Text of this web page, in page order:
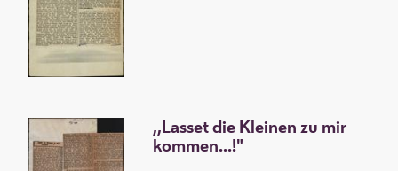
,,Lasset die Kleinen zu mir
kommen...!"